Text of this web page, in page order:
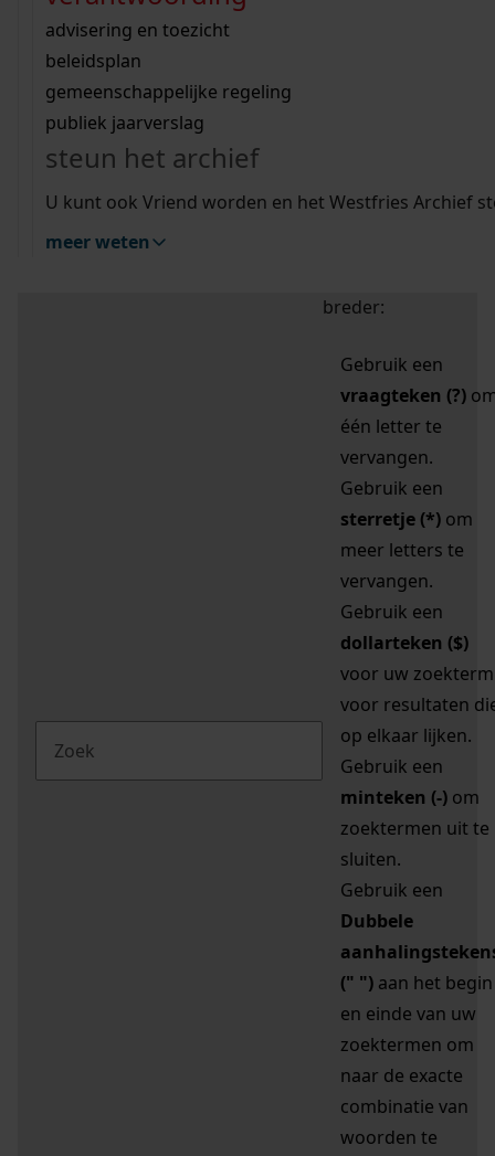
bouwvergunningen
omgevingsvergunningen
vergunningen
beeld en geluid
uitleg nodig?
Wij helpen u op weg met een aantal zoektips.
bekijk alle zoektips
Wij helpen u op weg met een aantal zoektips.
bekijk alle zoektips
bekijk ons geschiedenislokaal
advisering en toezicht
beleidsplan
gemeenschappelijke regeling
publiek jaarverslag
steun het archief
U kunt ook Vriend worden en het Westfries Archief
meer weten
zoektips
Mijn Studiezaal (inloggen)
uw zoekopdracht te
breder:
Gebruik een
vraagteken (?)
één letter te
vervangen.
Gebruik een
sterretje (*) om
meer letters te
vervangen.
Gebruik een
dollarteken ($)
voor uw zoekterm
voor resultaten
op elkaar lijken.
Gebruik een
minteken (-) om
zoektermen uit te
sluiten.
Gebruik een
Dubbele
(" ") aan het begin
en einde van uw
zoektermen om
naar de exacte
combinatie van
woorden te